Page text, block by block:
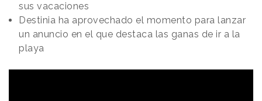
sus vacaciones
Destinia ha aprovechado el momento para lanzar
un anuncio en el que destaca las ganas de ir a la
playa